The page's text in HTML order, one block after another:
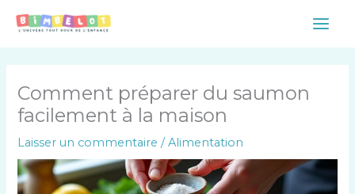
Main
Comment préparer du saumon
facilement à la maison
Laisser un commentaire /Alimentation